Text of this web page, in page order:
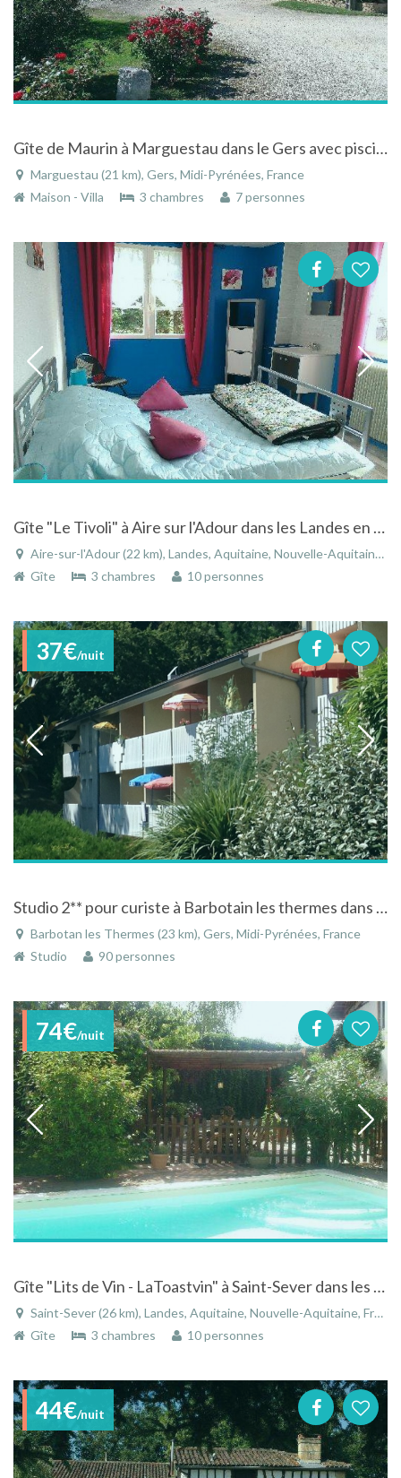
Gîte de Maurin à Marguestau dans le Gers avec piscine
Marguestau (21 km), Gers, Midi-Pyrénées, France
Maison - Villa
3 chambres 7 personnes
Gîte "Le Tivoli" à Aire sur l'Adour dans les Landes en Aquitaine avec belle vue
Aire-sur-l'Adour (22 km), Landes, Aquitaine, Nouvelle-Aquitaine, France
Gîte
3 chambres 10 personnes
37€/nuit
Studio 2** pour curiste à Barbotain les thermes dans une résidence
Barbotan les Thermes (23 km), Gers, Midi-Pyrénées, France
Studio
90 personnes
74€/nuit
Gîte "Lits de Vin - LaToastvin" à Saint-Sever dans les Landes en Aquitaine
Saint-Sever (26 km), Landes, Aquitaine, Nouvelle-Aquitaine, France
Gîte
3 chambres 10 personnes
44€/nuit